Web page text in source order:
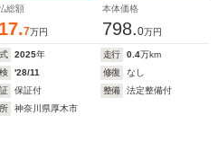
総額
7万円
本体価格
798.0万円
2025年 走行 0.4万km
'28/11 修復
なし
保証付 整備
法定整備付
神奈川県厚木市